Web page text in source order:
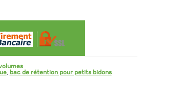
, bac de rétention pour petits bidons